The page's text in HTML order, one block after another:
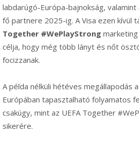
labdarúgó-Európa-bajnokság, valamint
fő partnere 2025-ig. A Visa ezen kívül
Together #WePlayStrong
célja, hogy még több lányt és nőt
focizzanak.
A példa nélküli hétéves megállapodás
Európában tapasztalható folyamatos
csakúgy, mint az UEFA Together
sikerére.